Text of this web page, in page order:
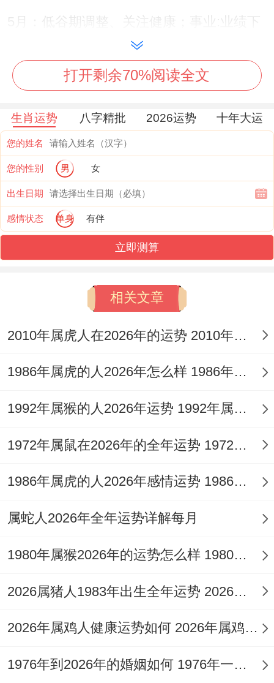
5月：低谷期调整、关注健康；事业:业绩下
滑 易受打压 需屏蔽有害的情绪！
健康:失眠、头痛频发- 建议通过冥想或运动
6月:健康同感情的双重考验,健康：外出注意
交通安全、避免剐蹭事故。警惕隐性疾病。
感情:易因琐事争吵~需冷静处理矛盾~避免
行为。
7月:状态回升;自律为王，事业:学习新技能
的好时机、但需平衡工作同休息！
建议:佩戴祥安阁前程高天吊坠，增强抗压技
8月:重生机遇 抓住转折- 事业：跳槽或求职
者易获理想机遇 职场人可开拓新项目...
财富:偏财运回升~但投资需谨慎。
矛盾左右爆发，部分人结束不稳定关系。
建议：多参同社交活动；转移注意力。
10月：收获期- 理性应对，事业：上半年努
11月：家人为重- 平衡内外- 家庭:多陪伴长
辈;关注其健康问题。
打开剩余70%阅读全文
生肖运势 八字精批 2026运势 十年大运
您的姓名
您的性别 男 女
出生日期
感情状态 单身 有伴
立即测算
相关文章
2010年属虎人在2026年的运势 2010年属虎人2026
1986年属虎的人2026年怎么样 1986年属虎的5位吉利数字
1992年属猴的人2026年运势 1992年属猴人2026年运势及运程
1972年属鼠在2026年的全年运势 1972年属鼠在52岁后的运气
1986年属虎的人2026年感情运势 1986年属虎的人这一生婚姻怎么样
属蛇人2026年全年运势详解每月
1980年属猴2026年的运势怎么样 1980年属猴人2月份运程
2026属猪人1983年出生全年运势 2026属猪人的全年运势
2026年属鸡人健康运势如何 2026年属鸡人的全年运势如何
1976年到2026年的婚姻如何 1976年一生婚姻状况